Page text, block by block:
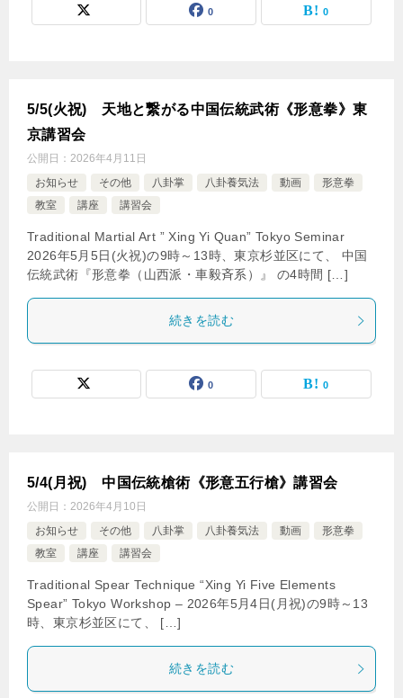
0 0
5/5(火祝) 天地と繋がる中国伝統武術《形意拳》東
京講習会
公開日： 2026年4月11日
お知らせ
その他 八卦掌 八卦養気法 動画
形意拳
教室
講座 講習会
Traditional Martial Art ” Xing Yi Quan” Tokyo Seminar
2026年5月5日(火祝)の9時～13時、東京杉並区にて、 中国
伝統武術『形意拳（山西派・車毅斉系）』 の4時間 […]
続きを読む
0 0
5/4(月祝) 中国伝統槍術《形意五行槍》講習会
公開日： 2026年4月10日
お知らせ
その他 八卦掌 八卦養気法 動画
形意拳
教室
講座 講習会
Traditional Spear Technique “Xing Yi Five Elements
Spear” Tokyo Workshop – 2026年5月4日(月祝)の9時～13
時、東京杉並区にて、 […]
続きを読む